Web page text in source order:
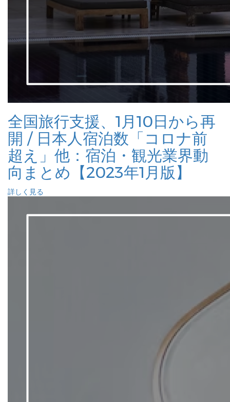
全国旅行支援、1月10日から再
開 / 日本人宿泊数「コロナ前
超え」他：宿泊・観光業界動
向まとめ【2023年1月版】
詳しく見る